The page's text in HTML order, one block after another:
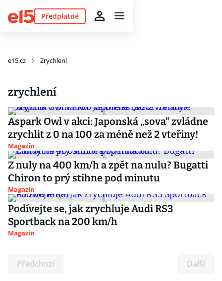
Předplatné
e15.cz Zrychlení
zrychlení
Aspark Owl v akci: Japonská „sova“ zvládne
zrychlit z 0 na 100 za méně než 2 vteřiny!
Magazín
Z nuly na 400 km/h a zpět na nulu? Bugatti
Chiron to prý stihne pod minutu
Magazín
Podívejte se, jak zrychluje Audi RS3
Sportback na 200 km/h
Magazín
Předchozí Další